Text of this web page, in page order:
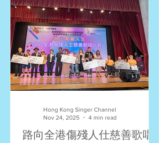
路向全港傷殘人仕慈善歌唱
Hong Kong Singer Channel
Nov 24, 2025
4 min read